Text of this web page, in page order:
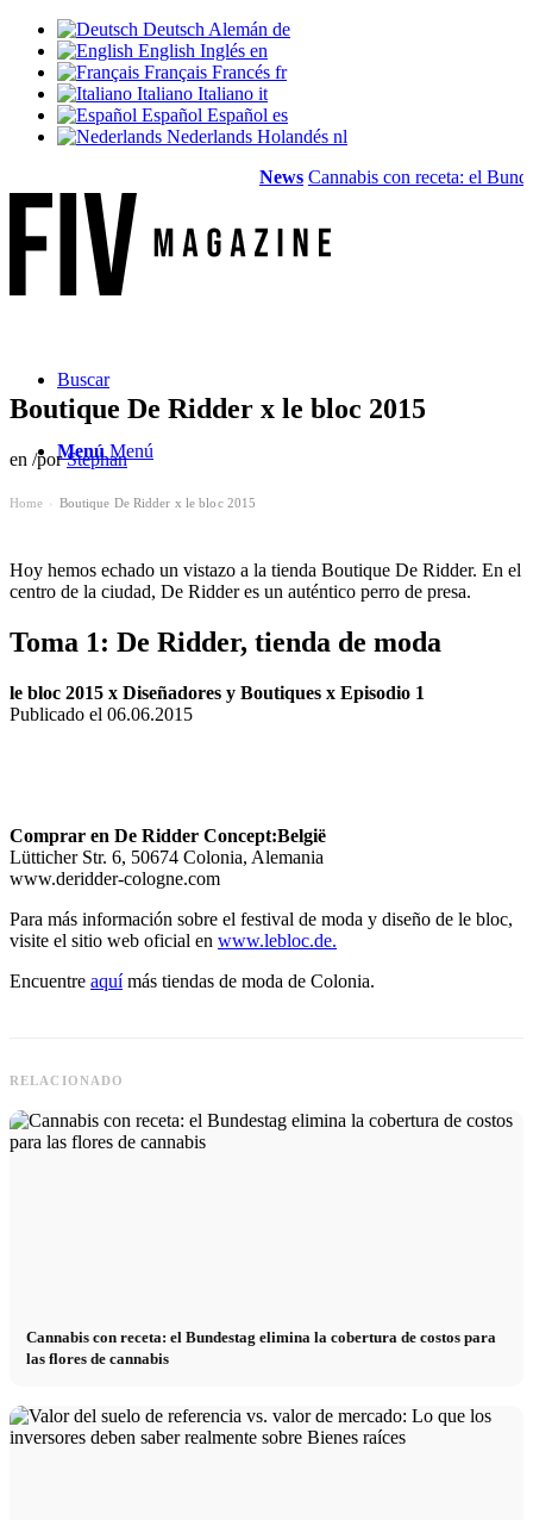
Deutsch Alemán de
English Inglés en
Français Francés fr
Italiano Italiano it
Español Español es
Nederlands Holandés nl
News Cannabis con receta: el
Buscar
Menú Menú
Boutique De Ridder x le bloc 2015
en /porStephan
Home Boutique De Ridder x le bloc 2015
Hoy hemos echado un vistazo a la tienda Boutique De Ridder. En el
centro de la ciudad, De Ridder es un auténtico perro de presa.
Toma 1: De Ridder, tienda de moda
le bloc 2015 x Diseñadores y Boutiques x Episodio 1
Publicado el 06.06.2015
Comprar en De Ridder Concept:België
Lütticher Str. 6, 50674 Colonia, Alemania
www.deridder-cologne.com
Para más información sobre el festival de moda y diseño de le bloc,
visite el sitio web oficial en www.lebloc.de.
Encuentre aquímás tiendas de moda de Colonia.
RELACIONADO
Cannabis con receta: el Bundestag elimina la cobertura de costos para
las flores de cannabis